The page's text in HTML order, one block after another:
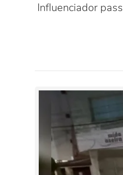
Influenciador